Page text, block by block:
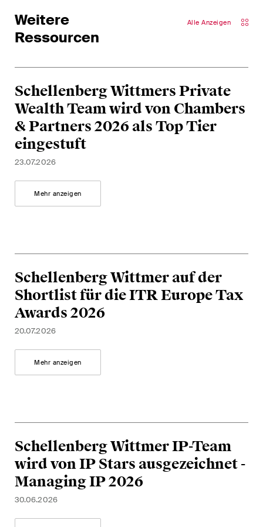
Weitere
Ressourcen
Alle Anzeigen
Schellenberg Wittmers Private
Wealth Team wird von Chambers
& Partners 2026 als Top Tier
eingestuft
23.07.2026
Mehr anzeigen
Schellenberg Wittmer auf der
Shortlist für die ITR Europe Tax
Awards 2026
20.07.2026
Mehr anzeigen
Schellenberg Wittmer IP-Team
wird von IP Stars ausgezeichnet -
Managing IP 2026
30.06.2026